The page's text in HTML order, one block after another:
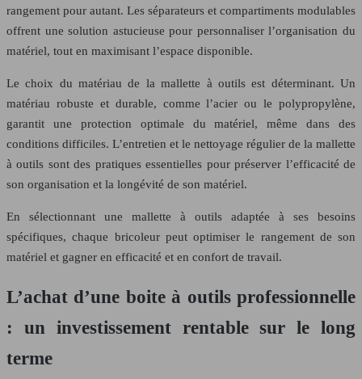
rangement pour autant. Les séparateurs et compartiments modulables
offrent une solution astucieuse pour personnaliser l’organisation du
matériel, tout en maximisant l’espace disponible.
Le choix du matériau de la mallette à outils est déterminant. Un
matériau robuste et durable, comme l’acier ou le polypropylène,
garantit une protection optimale du matériel, même dans des
conditions difficiles. L’entretien et le nettoyage régulier de la mallette
à outils sont des pratiques essentielles pour préserver l’efficacité de
son organisation et la longévité de son matériel.
En sélectionnant une mallette à outils adaptée à ses besoins
spécifiques, chaque bricoleur peut optimiser le rangement de son
matériel et gagner en efficacité et en confort de travail.
L’achat d’une boite à outils professionnelle
: un investissement rentable sur le long
terme